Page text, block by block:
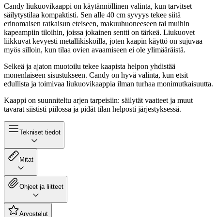
Candy liukuovikaappi on käytännöllinen valinta, kun tarvitset
säilytystilaa kompaktisti. Sen alle 40 cm syvyys tekee siitä
erinomaisen ratkaisun eteiseen, makuuhuoneeseen tai muihin
kapeampiin tiloihin, joissa jokainen sentti on tärkeä. Liukuovet
liikkuvat kevyesti metallikiskoilla, joten kaapin käyttö on sujuvaa
myös silloin, kun tilaa ovien avaamiseen ei ole ylimääräistä.
Selkeä ja ajaton muotoilu tekee kaapista helpon yhdistää
monenlaiseen sisustukseen. Candy on hyvä valinta, kun etsit
edullista ja toimivaa liukuovikaappia ilman turhaa monimutkaisuutta.
Kaappi on suunniteltu arjen tarpeisiin: säilytät vaatteet ja muut
tavarat siististi piilossa ja pidät tilan helposti järjestyksessä.
Tekniset tiedot
Mitat
Ohjeet ja liitteet
Arvostelut